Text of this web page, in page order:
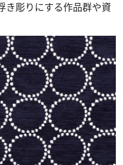
き彫りにする作品群や資